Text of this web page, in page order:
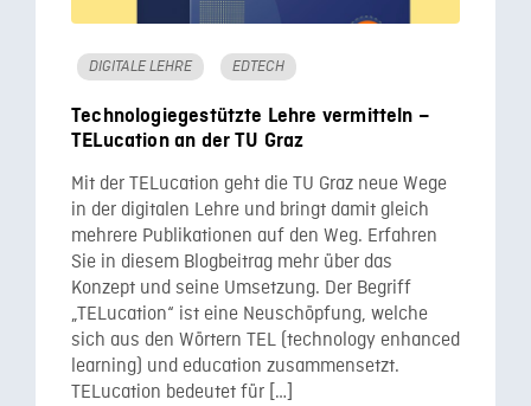
DIGITALE LEHRE EDTECH
Technologiegestützte Lehre vermitteln –
TELucation an der TU Graz
Mit der TELucation geht die TU Graz neue Wege
in der digitalen Lehre und bringt damit gleich
mehrere Publikationen auf den Weg. Erfahren
Sie in diesem Blogbeitrag mehr über das
Konzept und seine Umsetzung. Der Begriff
„TELucation“ ist eine Neuschöpfung, welche
sich aus den Wörtern TEL (technology enhanced
learning) und education zusammensetzt.
TELucation bedeutet für […]